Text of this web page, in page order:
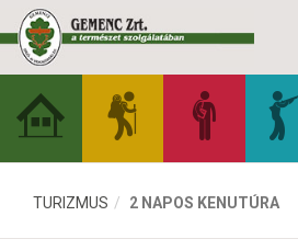
TURIZMUS 2 NAPOS KENUTÚRA